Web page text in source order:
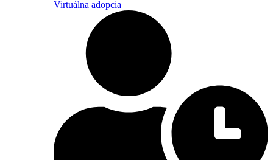
Virtuálna adopcia